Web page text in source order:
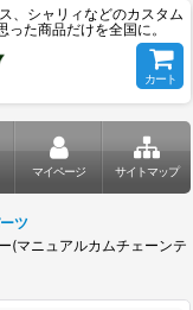
、シャリィなどのカスタム
た商品だけを全国に。
カート
マイページ サイトマップ
ツ
(マニュアルカムチェーンテ